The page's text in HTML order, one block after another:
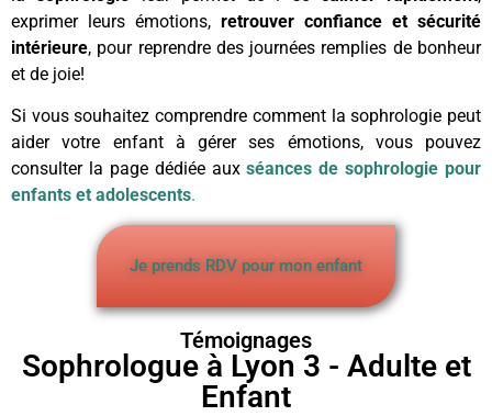
exprimer leurs émotions, retrouver confiance et sécurité
intérieure, pour reprendre des journées remplies de bonheur
et de joie!
Si vous souhaitez comprendre comment la sophrologie peut
aider votre enfant à gérer ses émotions, vous pouvez
consulter la page dédiée auxséances de sophrologie pour
enfants et adolescents.
Je prends RDV pour mon enfant
Témoignages
Sophrologue à Lyon 3 - Adulte et
Enfant